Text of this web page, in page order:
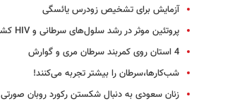
آزمایش برای تشخیص زودرس یائسگی
پروتئین موثر در رشد سلول‌های سرطانی و ‌HIV کشف شد
4 استان روی کمربند سرطان مری و گوارش
شب‌کارها،سرطان را بیشتر تجربه می‌کنند!
زنان سعودی به دنبال شکستن رکورد روبان صورتی